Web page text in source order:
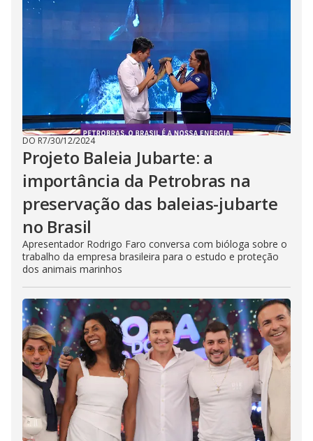
i
d
e
o
DO R7/30/12/2024
Projeto Baleia Jubarte: a
importância da Petrobras na
preservação das baleias-jubarte
no Brasil
Apresentador Rodrigo Faro conversa com bióloga sobre o
trabalho da empresa brasileira para o estudo e proteção
dos animais marinhos